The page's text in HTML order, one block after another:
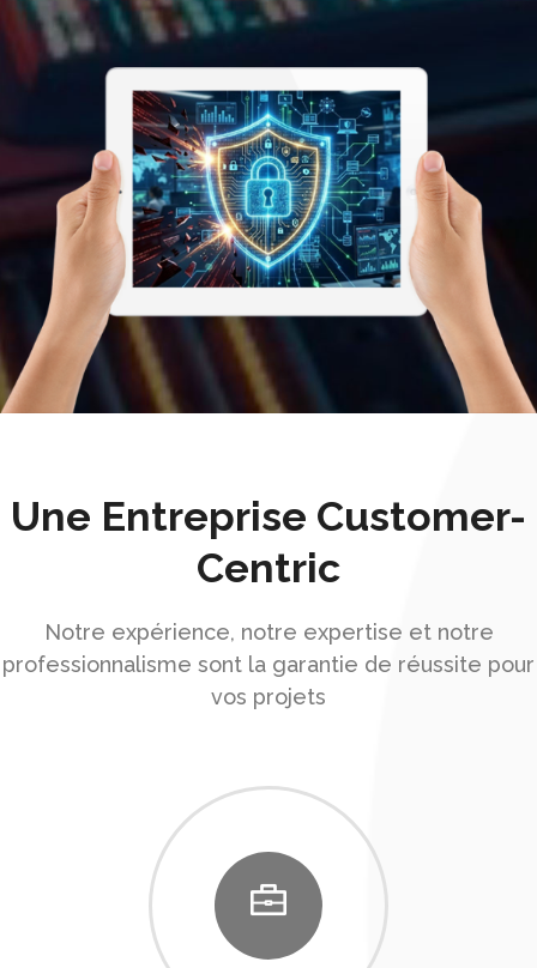
Une Entreprise Customer-
Centric
Notre expérience, notre expertise et notre
professionnalisme sont la garantie de réussite pour
vos projets